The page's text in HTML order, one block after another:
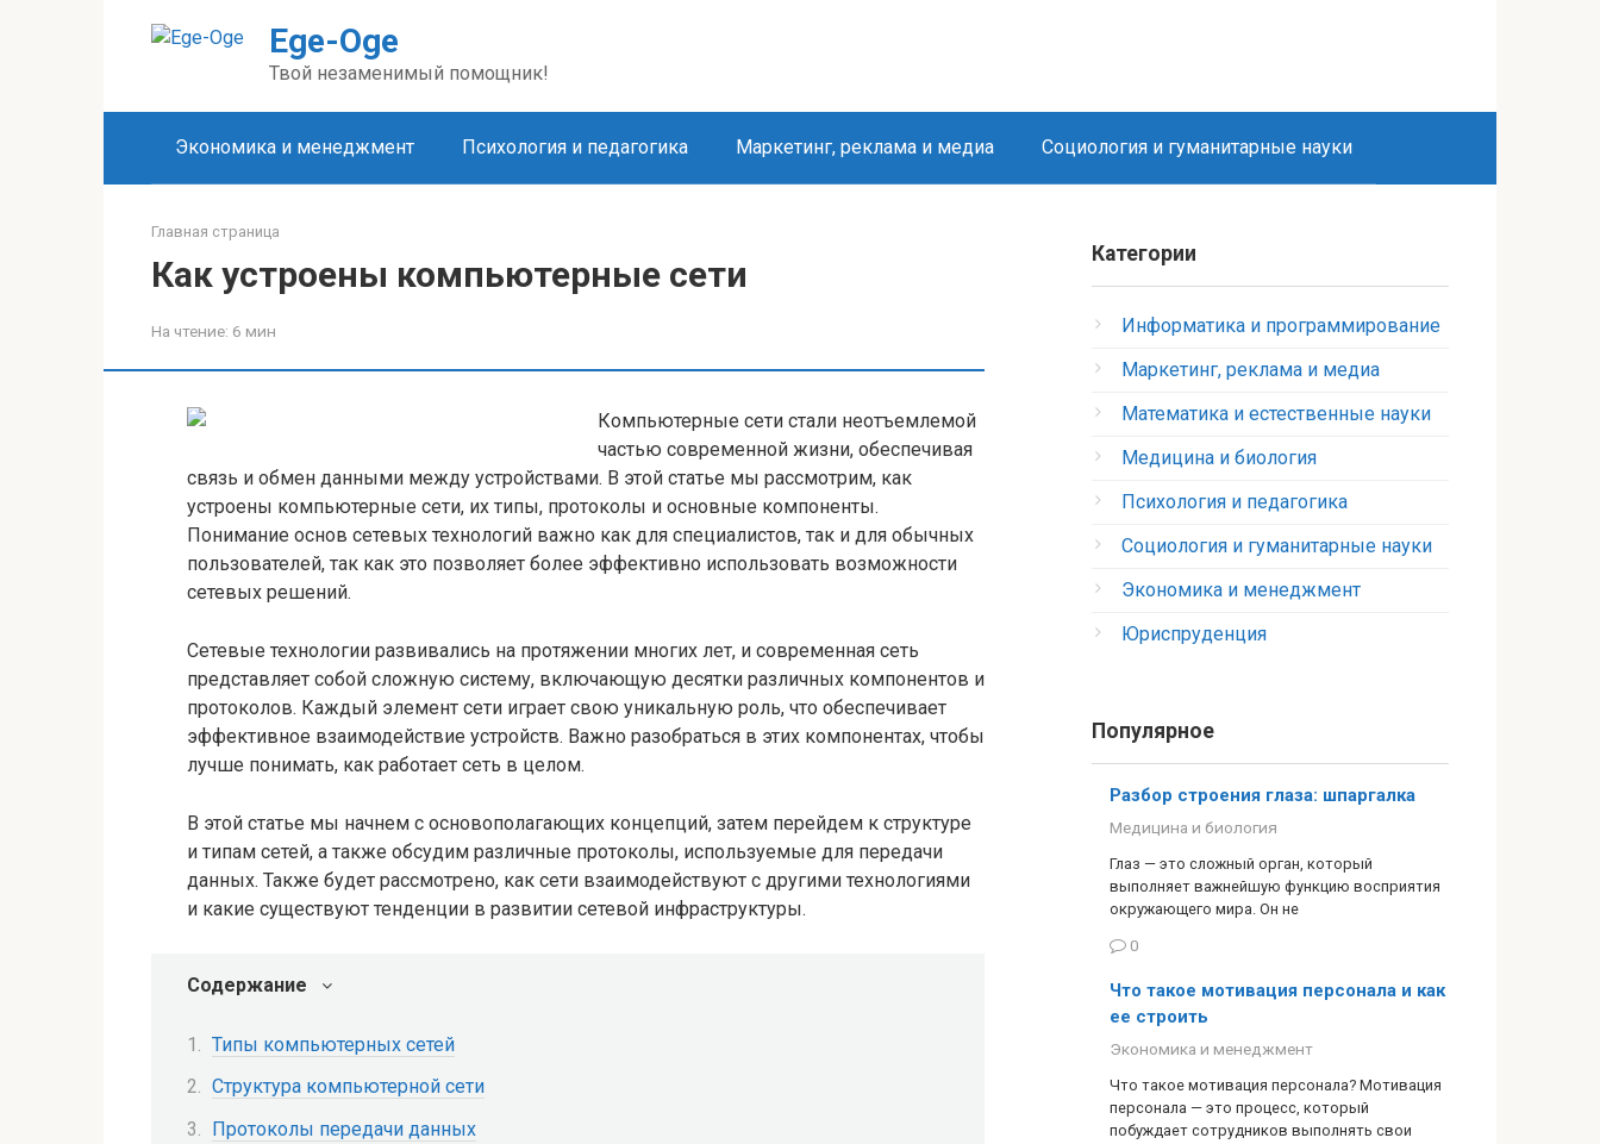
Ege-Oge
Твой незаменимый помощник!
Экономика и менеджмент Психология и педагогика Маркетинг, реклама и медиа Социология и гуманитарные науки
Главная страница
Как устроены компьютерные сети
На чтение: 6 мин
Компьютерные сети стали неотъемлемой
частью современной жизни, обеспечивая
связь и обмен данными между устройствами. В этой статье мы рассмотрим, как
устроены компьютерные сети, их типы, протоколы и основные компоненты.
Понимание основ сетевых технологий важно как для специалистов, так и для обычных
пользователей, так как это позволяет более эффективно использовать возможности
сетевых решений.
Сетевые технологии развивались на протяжении многих лет, и современная сеть
представляет собой сложную систему, включающую десятки различных компонентов и
протоколов. Каждый элемент сети играет свою уникальную роль, что обеспечивает
эффективное взаимодействие устройств. Важно разобраться в этих компонентах, чтобы
лучше понимать, как работает сеть в целом.
В этой статье мы начнем с основополагающих концепций, затем перейдем к структуре
и типам сетей, а также обсудим различные протоколы, используемые для передачи
данных. Также будет рассмотрено, как сети взаимодействуют с другими технологиями
и какие существуют тенденции в развитии сетевой инфраструктуры.
Содержание
Типы компьютерных сетей
Структура компьютерной сети
Протоколы передачи данных
Категории
Информатика и программирование
Маркетинг, реклама и медиа
Математика и естественные науки
Медицина и биология
Психология и педагогика
Социология и гуманитарные науки
Экономика и менеджмент
Юриспруденция
Популярное
Разбор строения глаза: шпаргалка
Медицина и биология
Глаз — это сложный орган, который
выполняет важнейшую функцию восприятия
окружающего мира. Он не
0
Что такое мотивация персонала и как
ее строить
Экономика и менеджмент
Что такое мотивация персонала? Мотивация
персонала — это процесс, который
побуждает сотрудников выполнять свои